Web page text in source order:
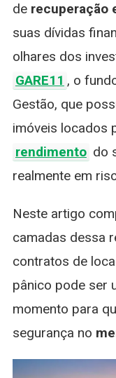
de recuperação
suas dívidas
olhares dos
GARE11 , o
Gestão, que
imóveis locados
rendimento do
realmente em
Neste artigo
camadas dessa
contratos de
pânico pode ser
momento para
segurança no